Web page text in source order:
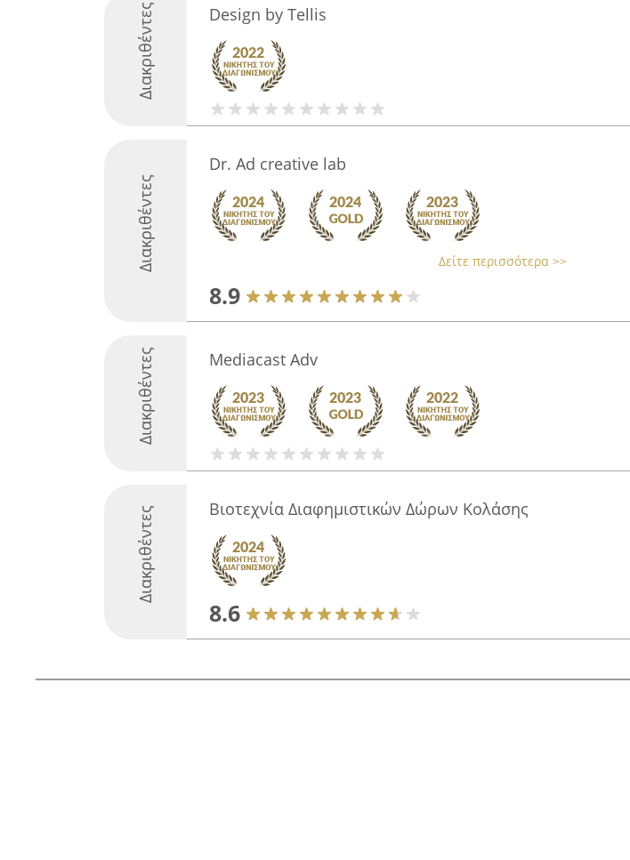
Διακριθέντες Design by Τellis
Διακριθέντες
Dr. Ad creative lab
Δείτε περισσότερα >>
8.9
Διακριθέντες Mediacast Adv
Διακριθέντες Βιοτεχνία Διαφημιστικών Δώρων Κολάσης
8.6